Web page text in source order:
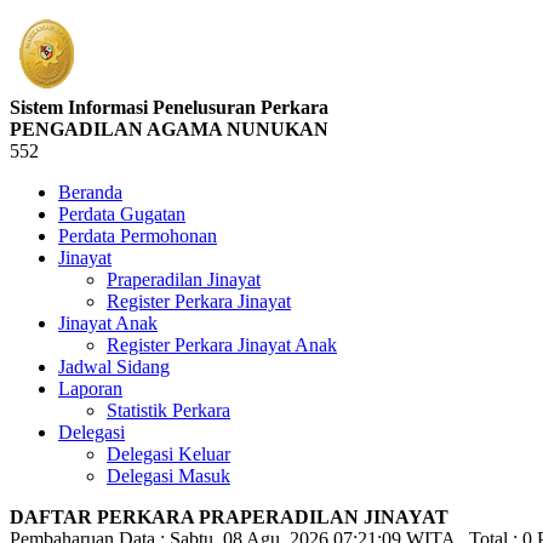
Sistem Informasi Penelusuran Perkara
PENGADILAN AGAMA NUNUKAN
552
Beranda
Perdata Gugatan
Perdata Permohonan
Jinayat
Praperadilan Jinayat
Register Perkara Jinayat
Jinayat Anak
Register Perkara Jinayat Anak
Jadwal Sidang
Laporan
Statistik Perkara
Delegasi
Delegasi Keluar
Delegasi Masuk
DAFTAR PERKARA PRAPERADILAN JINAYAT
Pembaharuan Data : Sabtu, 08 Agu. 2026 07:21:09 WITA , Total : 0